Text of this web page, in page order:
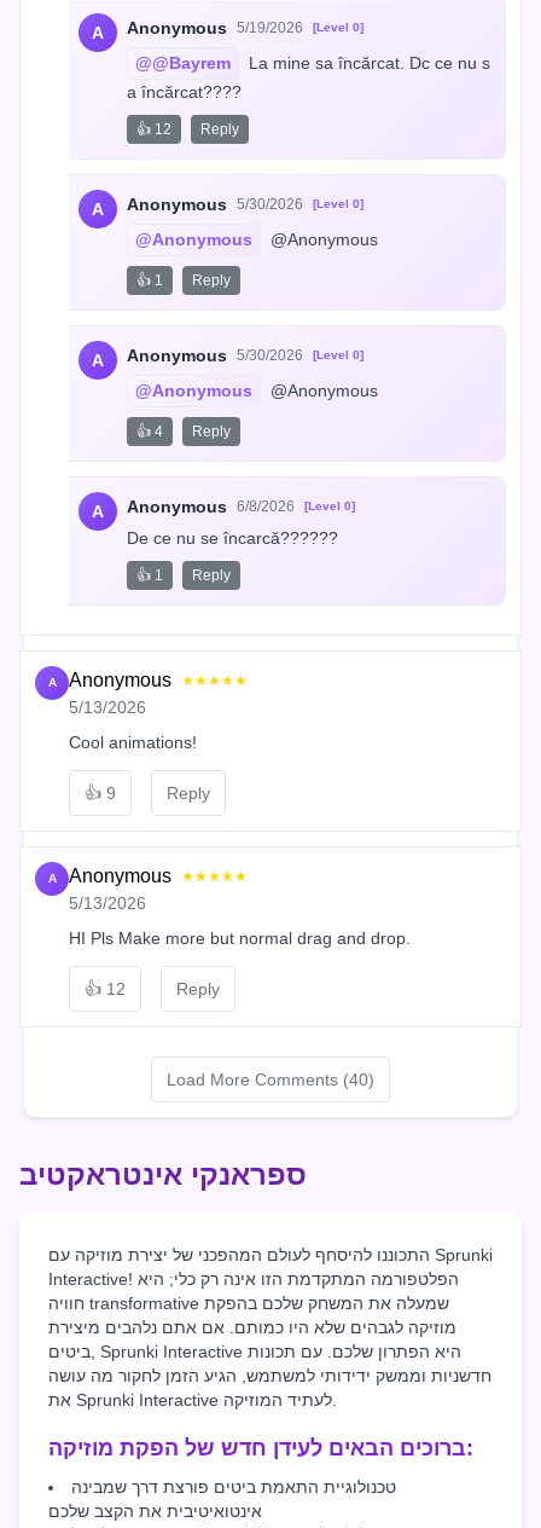
A Anonymous 5/19/2026 [Level 0]
@@Bayrem
La mine sa încărcat. Dc ce nu s
a încărcat????
👍 12 Reply
A Anonymous 5/30/2026 [Level 0]
@Anonymous @Anonymous
👍 1 Reply
A Anonymous 5/30/2026 [Level 0]
@Anonymous @Anonymous
👍 4 Reply
A Anonymous 6/8/2026 [Level 0]
De ce nu se încarcă??????
👍 1 Reply
A Anonymous ★★★★★
5/13/2026
Cool animations!
👍 9 Reply
A Anonymous ★★★★★
5/13/2026
HI Pls Make more but normal drag and drop.
👍 12 Reply
Load More Comments (40)
ספראנקי אינטראקטיב
התכוננו להיסחף לעולם המהפכני של יצירת מוזיקה עם Sprunki
Interactive! הפלטפורמה המתקדמת הזו אינה רק כלי; היא
חוויה transformative שמעלה את המשחק שלכם בהפקת
מוזיקה לגבהים שלא היו כמותם. אם אתם נלהבים מיצירת
ביטים, Sprunki Interactive היא הפתרון שלכם. עם תכונות
חדשניות וממשק ידידותי למשתמש, הגיע הזמן לחקור מה עושה
ברוכים הבאים לעידן חדש של הפקת מוזיקה:
טכנולוגיית התאמת ביטים פורצת דרך שמבינה
אינטואיטיבית את הקצב שלכם